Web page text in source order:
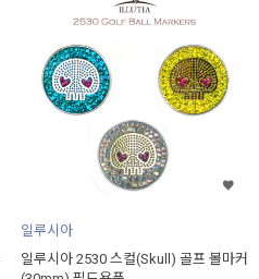
일루시아
일루시아 2530 스컬(Skull) 골프 볼마커